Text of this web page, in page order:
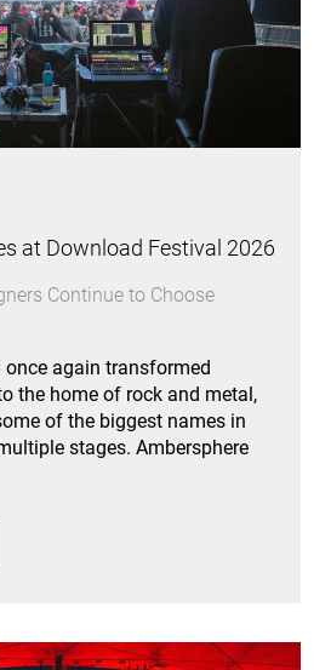
at Download Festival 2026
Continue to Choose
again transformed
the home of rock and metal,
of the biggest names in
stages. Ambersphere